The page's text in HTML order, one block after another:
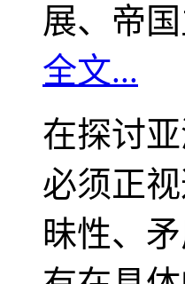
展、帝
全文...
在探讨
必须正
昧性、